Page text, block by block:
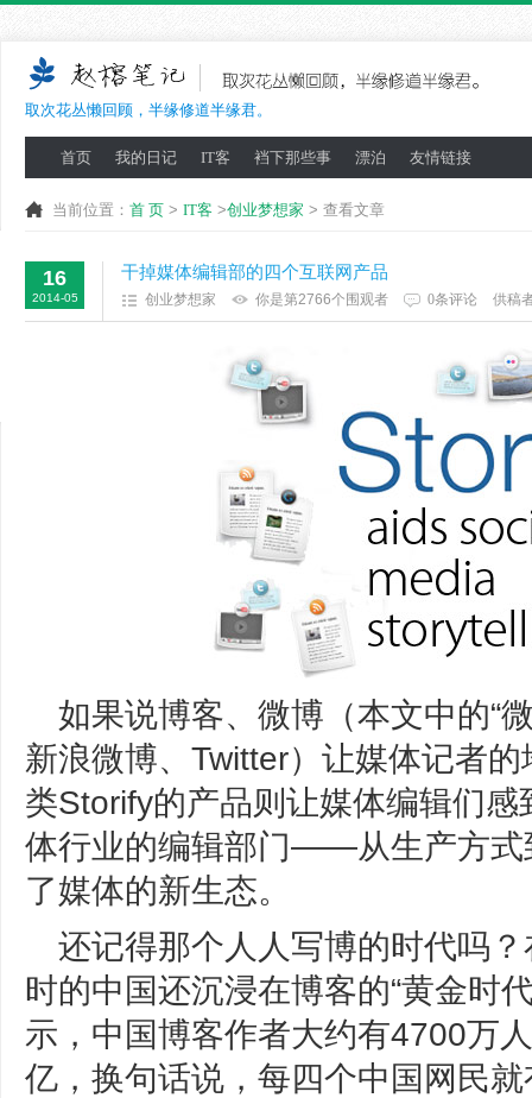
取次花丛懒回顾，半缘修道半缘君。
首页 我的日记 IT客 裆下那些事 漂泊 友情链接
当前位置： 首 页 > IT客 >创业梦想家 > 查看文章
16
2014-05
干掉媒体编辑部的四个互联网产品
创业梦想家 你是第2766个围观者 0条评论 供稿
如果说博客、微博（本文中的“
新浪微博、Twitter）让媒体记者
类Storify的产品则让媒体编辑们
体行业的编辑部门——从生产方式
了媒体的新生态。
还记得那个人人写博的时代吗
时的中国还沉浸在博客的“黄金
示，中国博客作者大约有4700万
亿，换句话说，每四个中国网民